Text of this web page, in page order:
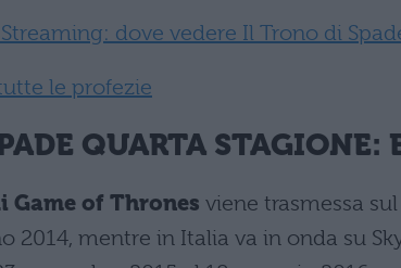
dove vedere Il Trono di
le profezie
QUARTA STAGIONE:
Game of Thrones viene trasmessa
2014, mentre in Italia va in onda su